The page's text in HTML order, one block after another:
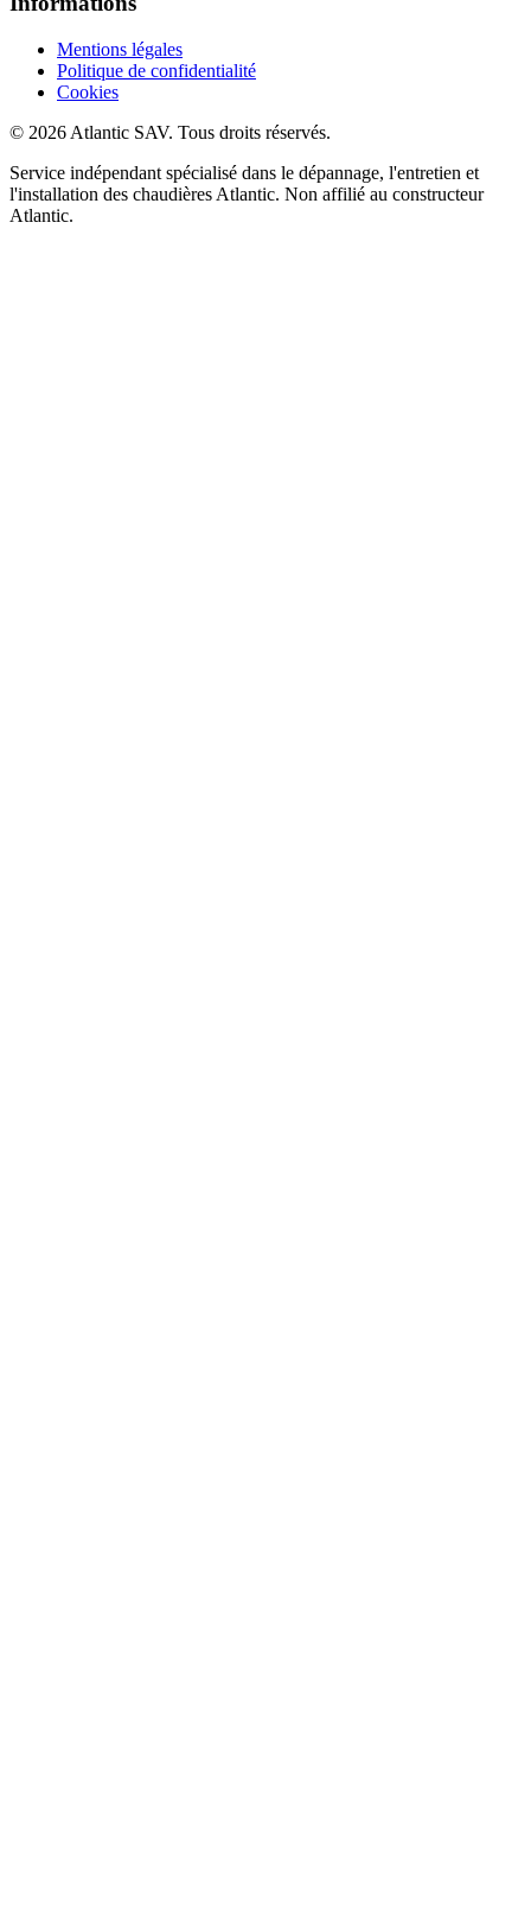
Mentions légales
Politique de confidentialité
Cookies
© 2026 Atlantic SAV. Tous droits réservés.
Service indépendant spécialisé dans le dépannage, l'entretien et
l'installation des chaudières Atlantic. Non affilié au constructeur
Atlantic.